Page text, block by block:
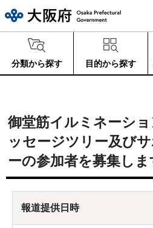
分類から探す 目的から探す
御堂筋イルミネーシ
ッセージツリー及び
ーの参加者を募集しま
報道提供日時